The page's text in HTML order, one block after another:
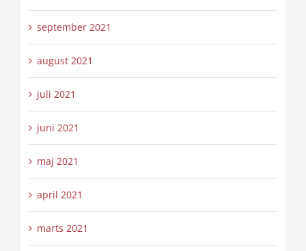
september 2021
august 2021
juli 2021
juni 2021
maj 2021
april 2021
marts 2021